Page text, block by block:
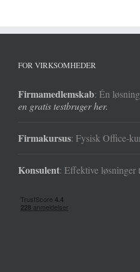
FOR VIRKSOMHEDER
Firmamedlemskab: Én
en gratis testbruger her.
Firmakursus: Fysisk Office-
Konsulent: Effektive løsninger